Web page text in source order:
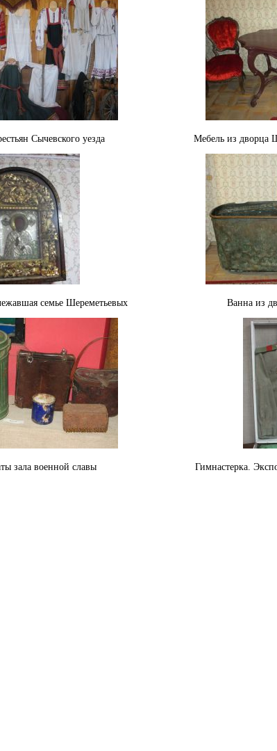
Сычевского уезда Мебель из дворца
семье Шереметьевых Ванна из
зала военной славы Гимнастерка.